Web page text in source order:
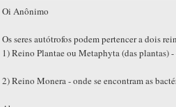
Oi Anônimo
Os seres autótrofos podem pertencer a dois
1) Reino Plantae ou Metaphyta (das plantas)
2) Reino Monera - onde se encontram as